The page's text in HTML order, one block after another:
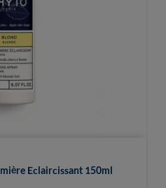
Eclaircissant 150ml